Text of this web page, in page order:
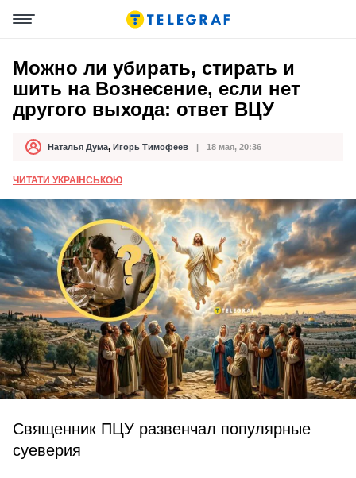
Можно ли убирать, стирать и
шить на Вознесение, если нет
другого выхода: ответ ВЦУ
АвторНаталья Дума, Игорь Тимофеев
Дата публикации 18 мая, 20:36
ЧИТАТИ УКРАЇНСЬКОЮ
Священник ПЦУ развенчал популярные
суеверия